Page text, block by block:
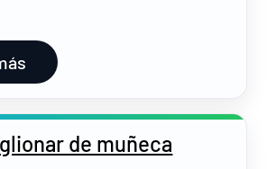
de muñeca